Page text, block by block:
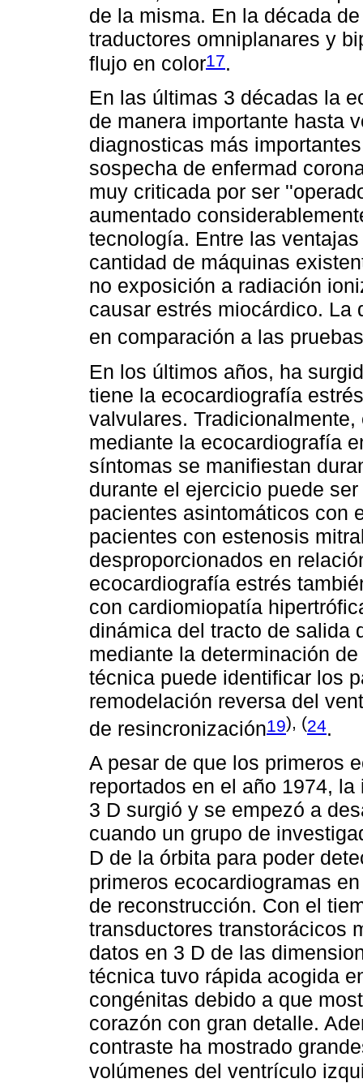
de la misma. En la década
traductores omniplanares y
flujo en color17.
En las últimas 3 décadas la
de manera importante hasta
diagnosticas más
sospecha de enfermad
muy criticada por ser
aumentado
tecnología. Entre las
cantidad de máquinas
no exposición a radiación
causar estrés miocárdico. La
en comparación a las
En los últimos años, ha
tiene la ecocardiografía
valvulares.
mediante la ecocardiografía
síntomas se manifiestan
durante el ejercicio puede
pacientes asintomáticos con
pacientes con estenosis
desproporcionados en
ecocardiografía estrés
con cardiomiopatía
dinámica del tracto de salida
mediante la determinación
técnica puede identificar los
remodelación reversa del
de resincronización19), (24.
A pesar de que los primeros
reportados en el año 1974,
3 D surgió y se empezó a
cuando un grupo de
D de la órbita para poder
primeros ecocardiogramas
de reconstrucción. Con el
transductores transtorácicos
datos en 3 D de las
técnica tuvo rápida acogida
congénitas debido a que
corazón con gran detalle.
contraste ha mostrado
volúmenes del ventrículo